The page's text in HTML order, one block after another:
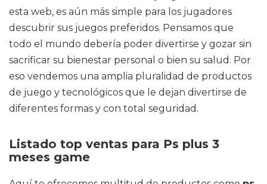
esta web, es aún más simple para los jugadores
descubrir sus juegos preferidos. Pensamos que
todo el mundo debería poder divertirse y gozar sin
sacrificar su bienestar personal o bien su salud. Por
eso vendemos una amplia pluralidad de productos
de juego y tecnológicos que le dejan divertirse de
diferentes formas y con total seguridad.
Listado top ventas para Ps plus 3
meses game